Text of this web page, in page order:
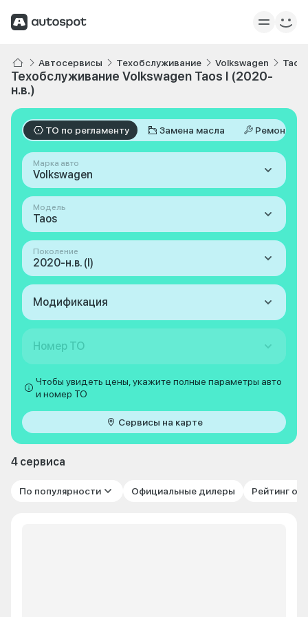
Автосервисы Техобслуживание Volkswagen Taos
Техобслуживание Volkswagen Taos I (2020-
н.в.)
ТО по регламенту Замена масла Ремонт
Марка авто
Volkswagen
Модель
Taos
Поколение
2020-н.в. (I)
Модификация
Номер ТО
Чтобы увидеть цены, укажите полные параметры авто
и номер ТО
Сервисы на карте
4 сервиса
По популярности Официальные дилеры Рейтинг